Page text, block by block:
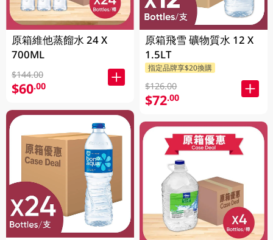
原箱維他蒸餾水 24 X
700ML
$144.00
$60.00
原箱飛雪 礦物質水 12 X
1.5LT
指定品牌享$20換購
$126.00
$72.00